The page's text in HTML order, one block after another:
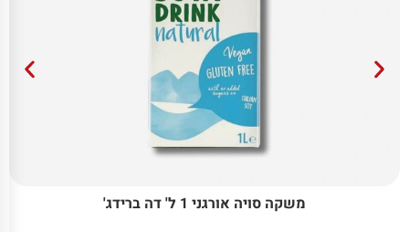
משקה סויה אורגני 1 ל' דה ברידג'